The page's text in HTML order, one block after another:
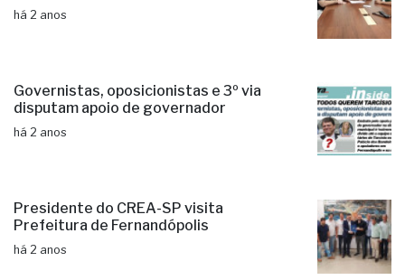
há 2 anos
Governistas, oposicionistas e 3º via
disputam apoio de governador
há 2 anos
Presidente do CREA-SP visita
Prefeitura de Fernandópolis
há 2 anos